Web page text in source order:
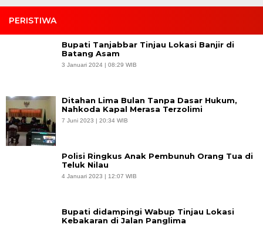
PERISTIWA
Bupati Tanjabbar Tinjau Lokasi Banjir di
Batang Asam
3 Januari 2024 | 08:29 WIB
Ditahan Lima Bulan Tanpa Dasar Hukum,
Nahkoda Kapal Merasa Terzolimi
7 Juni 2023 | 20:34 WIB
Polisi Ringkus Anak Pembunuh Orang Tua di
Teluk Nilau
4 Januari 2023 | 12:07 WIB
Bupati didampingi Wabup Tinjau Lokasi
Kebakaran di Jalan Panglima